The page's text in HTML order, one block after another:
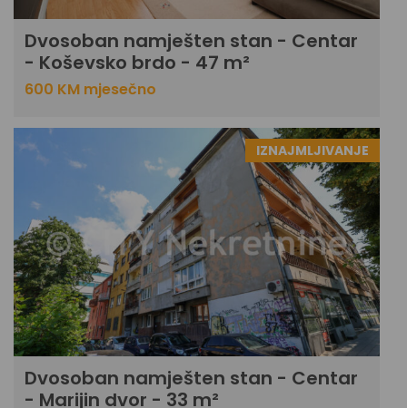
Dvosoban namješten stan - Centar
- Koševsko brdo - 47 m²
600 KM mjesečno
IZNAJMLJIVANJE
Dvosoban namješten stan - Centar
- Marijin dvor - 33 m²